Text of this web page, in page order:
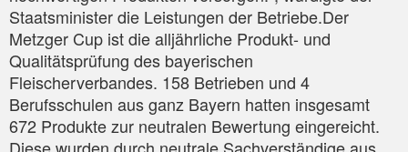
Staatsminister die Leistungen der Betriebe.Der
Metzger Cup ist die alljährliche Produkt- und
Qualitätsprüfung des bayerischen
Fleischerverbandes. 158 Betrieben und 4
Berufsschulen aus ganz Bayern hatten insgesamt
672 Produkte zur neutralen Bewertung eingereicht.